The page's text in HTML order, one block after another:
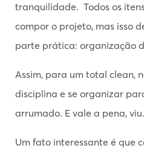
tranquilidade. Todos os
compor o projeto, mas isso
parte prática: organização
Assim, para um total clean,
disciplina e se organizar
arrumado. E vale a pena, viu.
Um fato interessante é que